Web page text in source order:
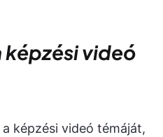
képzési videó
képzési videó témáját,